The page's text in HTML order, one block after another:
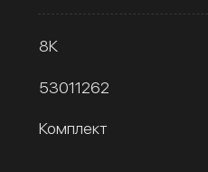
8К
53011262
Комплект